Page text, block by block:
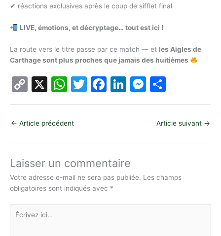
✔ réactions exclusives après le coup de sifflet final
LIVE, émotions, et décryptage… tout est ici !
La route vers le titre passe par ce match — et les Aigles de
Carthage sont plus proches que jamais des huitièmes
C
o
p
y
n
k
X
W
h
at
s
p
p
T
w
F
a
o
o
k
Li
n
n
M
e
g
ar
ta
g
← Article précédent Article suivant →
Laisser un commentaire
Votre adresse e-mail ne sera pas publiée. Les champs
obligatoires sont indiqués avec *
Écrivez
ici…